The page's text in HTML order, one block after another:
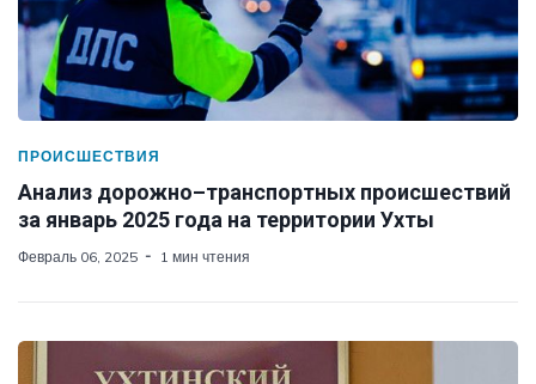
ПРОИСШЕСТВИЯ
Анализ дорожно–транспортных происшествий
за январь 2025 года на территории Ухты
Февраль 06, 2025 1 мин чтения